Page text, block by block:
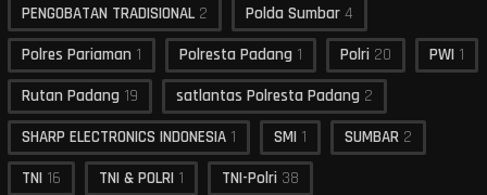
PENGOBATAN TRADISIONAL 2 Polda Sumbar 4
Polres Pariaman 1 Polresta Padang 1 Polri 20 PWI 1
Rutan Padang 19 satlantas Polresta Padang 2
SHARP ELECTRONICS INDONESIA 1 SMI 1 SUMBAR 2
TNI 16 TNI & POLRI 1 TNI-Polri 38